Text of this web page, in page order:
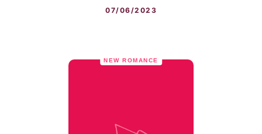
07/06/2023
NEW ROMANCE